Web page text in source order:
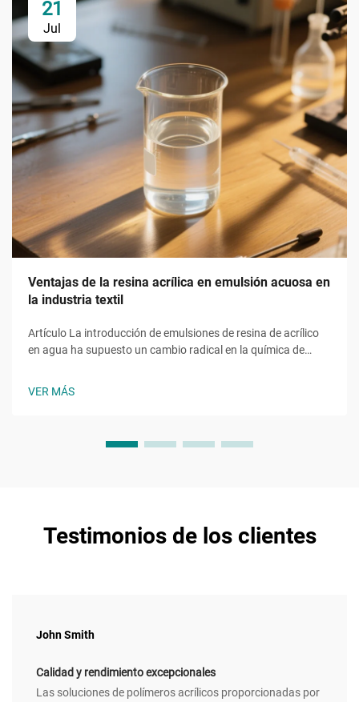
21
Jul
Ventajas de la resina acrílica en emulsión acuosa en
la industria textil
Artículo La introducción de emulsiones de resina de acrílico
en agua ha supuesto un cambio radical en la química de
basados en disolventes por alternativas sostenibles. Estas
VER MÁS
Testimonios de los clientes
John Smith
Calidad y rendimiento excepcionales
Las soluciones de polímeros acrílicos proporcionadas por